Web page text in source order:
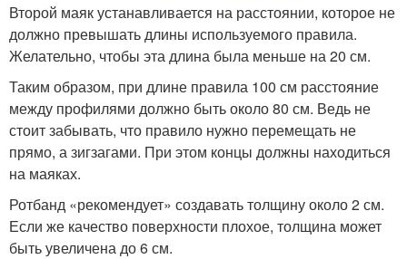
Второй маяк устанавливается на расстоянии, которое не
должно превышать длины используемого правила.
Желательно, чтобы эта длина была меньше на 20 см.
Таким образом, при длине правила 100 см расстояние
между профилями должно быть около 80 см. Ведь не
стоит забывать, что правило нужно перемещать не
прямо, а зигзагами. При этом концы должны находиться
на маяках.
Ротбанд «рекомендует» создавать толщину около 2 см.
Если же качество поверхности плохое, толщина может
быть увеличена до 6 см.